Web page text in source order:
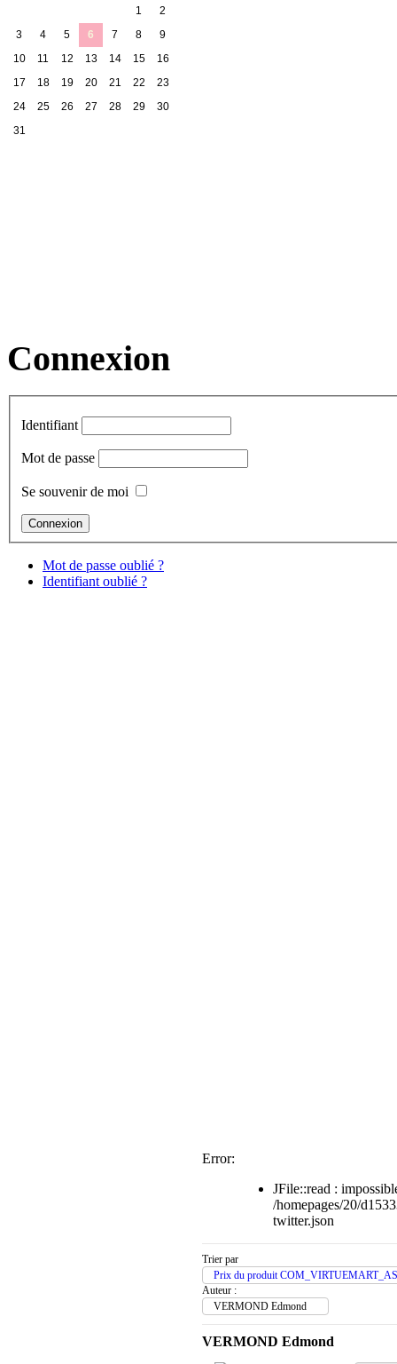
1
2
3
4 5 6 7 8
9
10
11 12 13 14 15
16
17
18 19 20 21 22
23
24
25 26 27 28 29
30
31
Connexion
Identifiant
Mot de passe
Se souvenir de moi
Mot de passe oublié ?
Identifiant oublié ?
Error:
JFile::read :
/homepages/20/
twitter.json
Trier par
Prix du produit
Auteur :
VERMOND Edmond
VERMOND Edmond